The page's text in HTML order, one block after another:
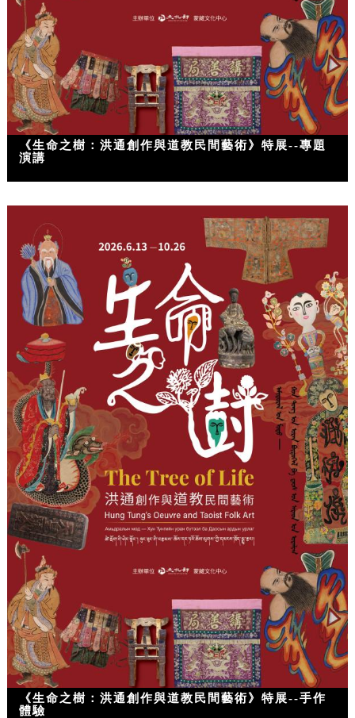
《生命之樹：洪通創作與道教民間藝術》特展--專題
演講
《生命之樹：洪通創作與道教民間藝術》特展--手作
體驗